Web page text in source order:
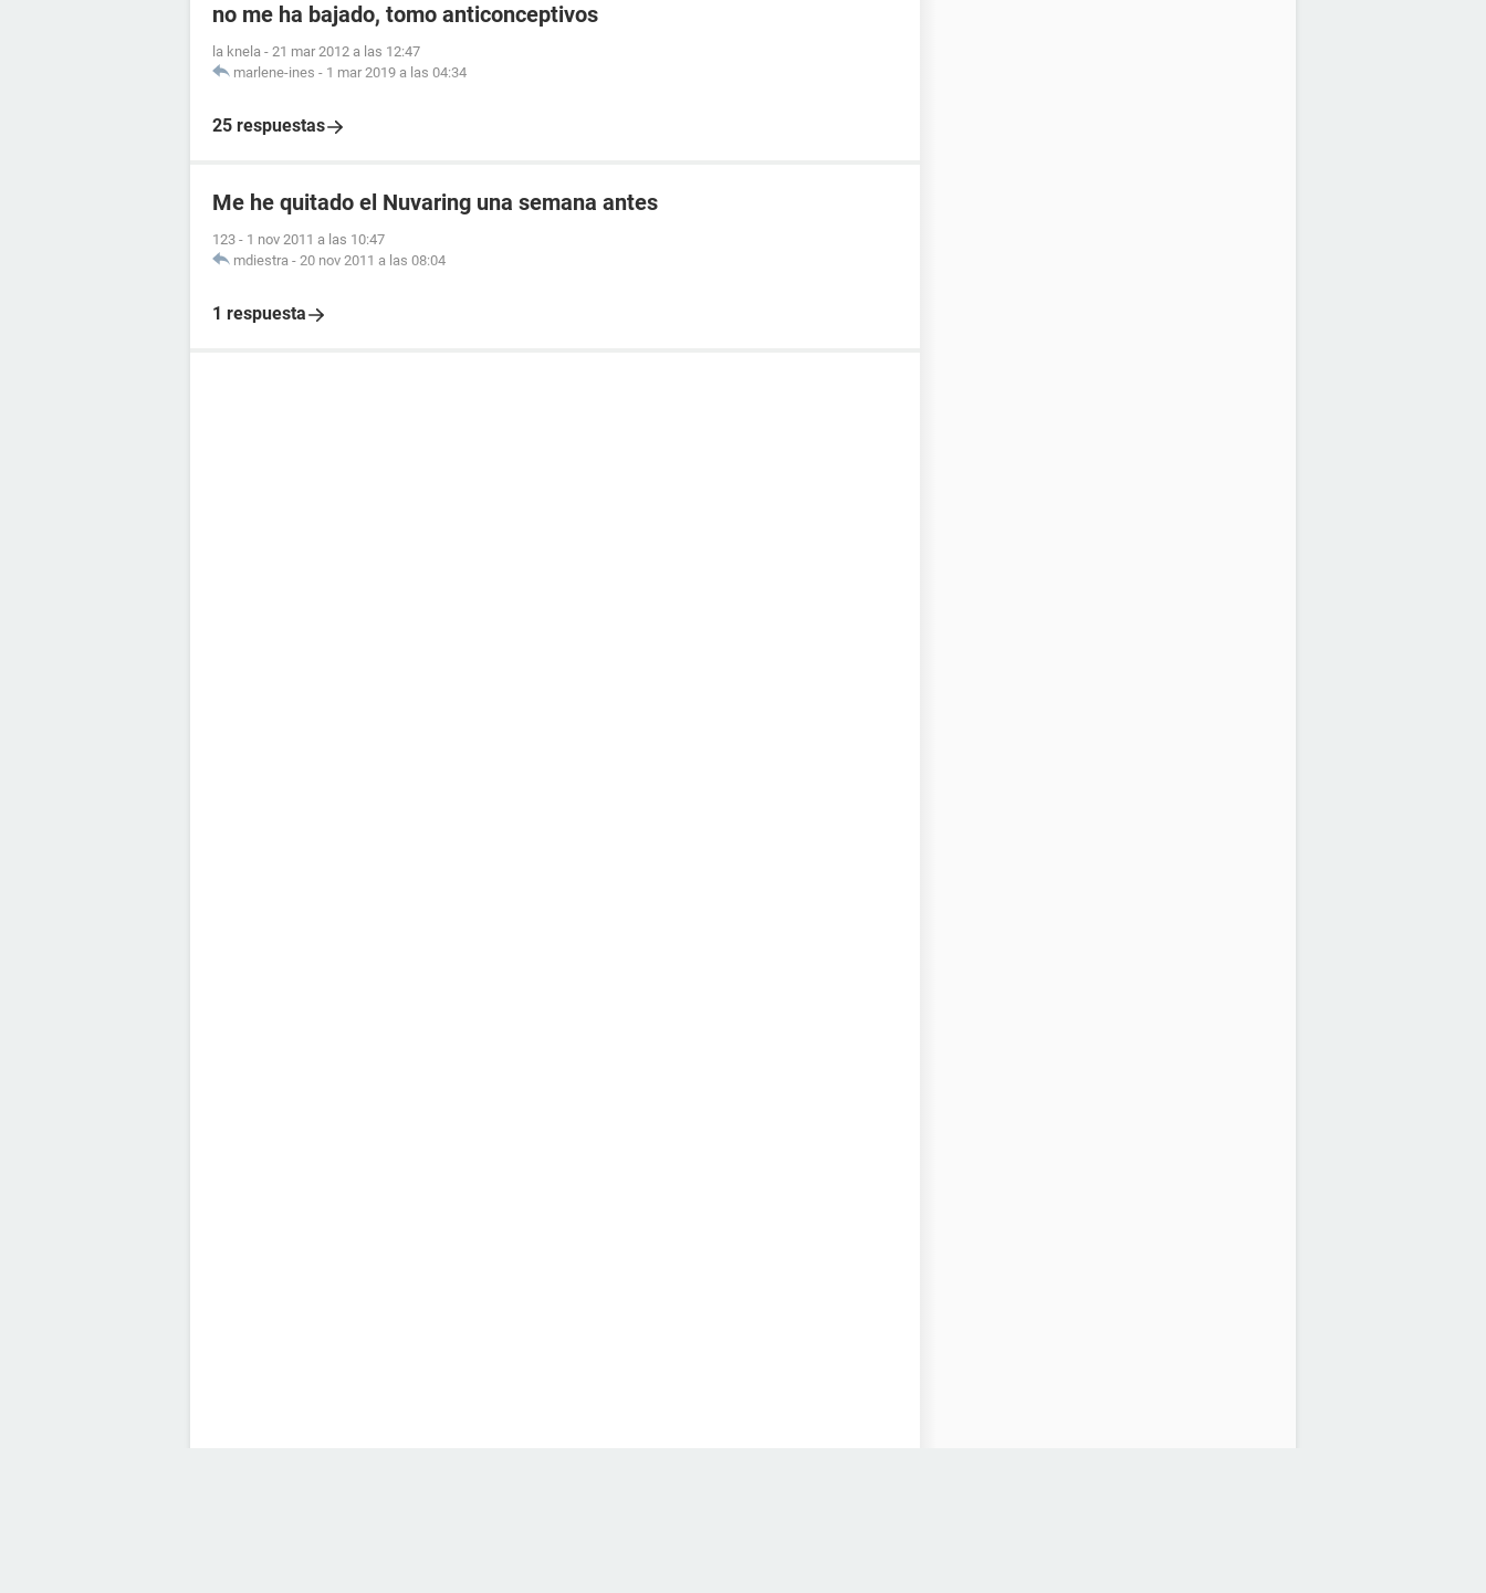
no me ha bajado, tomo anticonceptivos
la knela - 21 mar 2012 a las 12:47
marlene-ines - 1 mar 2019 a las 04:34
25 respuestas
Me he quitado el Nuvaring una semana antes
123 - 1 nov 2011 a las 10:47
mdiestra - 20 nov 2011 a las 08:04
1 respuesta